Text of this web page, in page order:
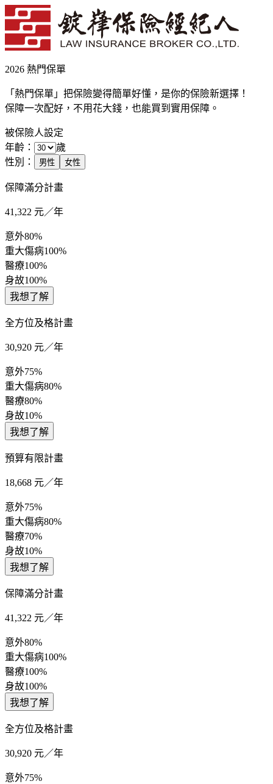
2026 熱門保單
「熱門保單」把保險變得簡單好懂，是你的保險新選擇！
保障一次配好，不用花大錢，也能買到實用保障。
被保險人設定
年齡：
歲
性別：
男性 女性
保障滿分計畫
41,322 元／年
意外80%
重大傷病100%
醫療100%
身故100%
我想了解
全方位及格計畫
30,920 元／年
意外75%
重大傷病80%
醫療80%
身故10%
我想了解
預算有限計畫
18,668 元／年
意外75%
重大傷病80%
醫療70%
身故10%
我想了解
保障滿分計畫
41,322 元／年
意外80%
重大傷病100%
醫療100%
身故100%
我想了解
全方位及格計畫
30,920 元／年
意外75%